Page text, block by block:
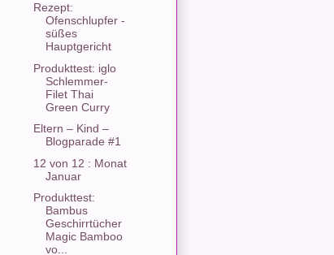
Rezept:
Ofenschlupfer -
süßes
Hauptgericht
Produkttest: iglo
Schlemmer-
Filet Thai
Green Curry
Eltern – Kind –
Blogparade #1
12 von 12 : Monat
Januar
Produkttest:
Bambus
Geschirrtücher
Magic Bamboo
vo...